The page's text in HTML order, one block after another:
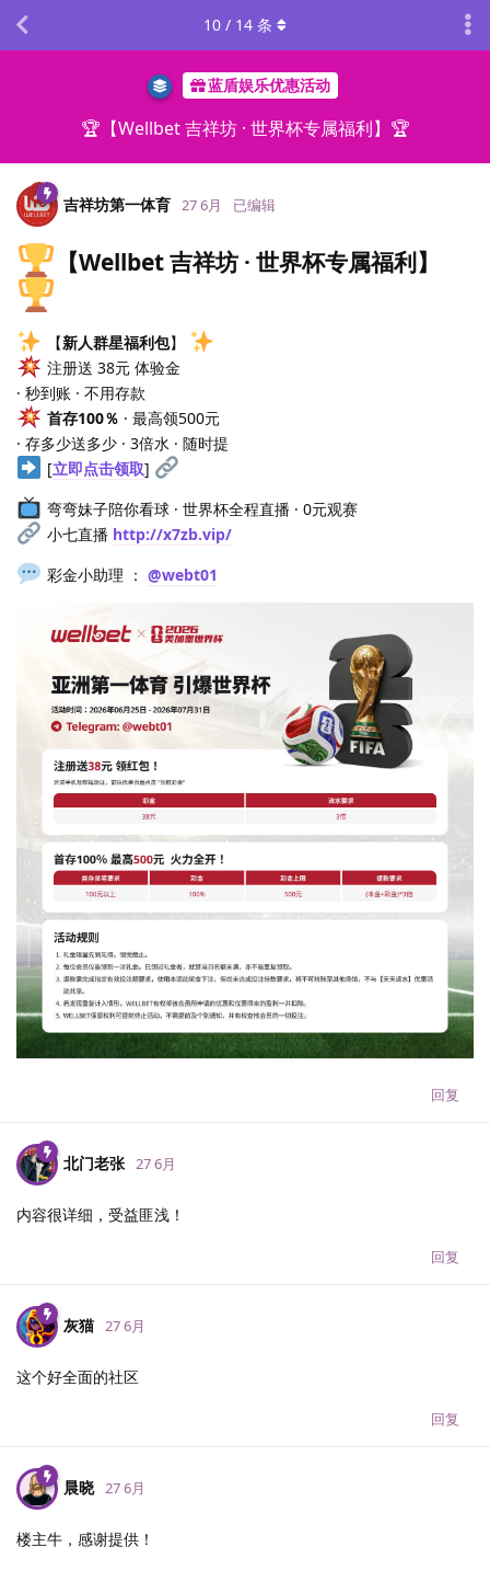
蓝盾娱乐优惠活动
🏆【Wellbet 吉祥坊 · 世界杯专属福利】🏆
10 / 14 条
吉祥坊第一体育 27 6月 已编辑
【Wellbet 吉祥坊 · 世界杯专属福利】
【新人群星福利包】
注册送 38元 体验金
· 秒到账 · 不用存款
首存100％ · 最高领500元
· 存多少送多少 · 3倍水 · 随时提
[立即点击领取]
弯弯妹子陪你看球 · 世界杯全程直播 · 0元观赛
小七直播 http://x7zb.vip/
彩金小助理 ： @webt01
回复
北门老张 27 6月
内容很详细，受益匪浅！
回复
灰猫 27 6月
这个好全面的社区
回复
晨晓 27 6月
楼主牛，感谢提供！